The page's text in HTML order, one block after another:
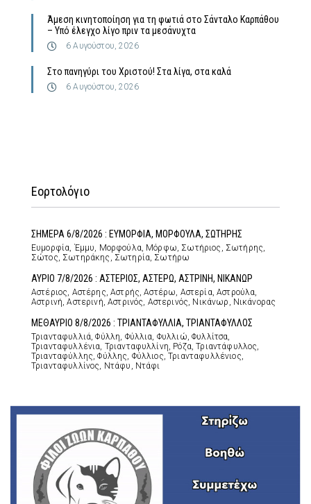
Άμεση κινητοποίηση για τη φωτιά στο Σάνταλο Καρπάθου
– Υπό έλεγχο λίγο πριν τα μεσάνυχτα
6 Αυγούστου, 2026
Στο πανηγύρι του Χριστού! Στα λίγα, στα καλά
6 Αυγούστου, 2026
Εορτολόγιο
ΣΗΜΕΡΑ 6/8/2026 : ΕΥΜΟΡΦΙΑ, ΜΟΡΦΟΥΛΑ, ΣΩΤΗΡΗΣ
Ευμορφία, Έμμυ, Μορφούλα, Μόρφω, Σωτήριος, Σωτήρης,
Σώτος, Σωτηράκης, Σωτηρία, Σωτήρω
ΑΥΡΙΟ 7/8/2026 : ΑΣΤΕΡΙΟΣ, ΑΣΤΕΡΩ, ΑΣΤΡΙΝΗ, ΝΙΚΑΝΩΡ
Αστέριος, Αστέρης, Αστρής, Αστέρω, Αστερία, Αστρούλα,
Αστρινή, Αστερινή, Αστρινός, Αστερινός, Νικάνωρ, Νικάνορας
ΜΕΘΑΥΡΙΟ 8/8/2026 : ΤΡΙΑΝΤΑΦΥΛΛΙΑ, ΤΡΙΑΝΤΑΦΥΛΛΟΣ
Τριανταφυλλιά, Φύλλη, Φύλλια, Φυλλιώ, Φυλλίτσα,
Τριανταφυλλένια, Τριανταφυλλίνη, Ρόζα, Τριαντάφυλλος,
Τριανταφύλλης, Φύλλης, Φύλλιος, Τριανταφυλλένιος,
Τριανταφυλλίνος, Ντάφυ, Ντάφι